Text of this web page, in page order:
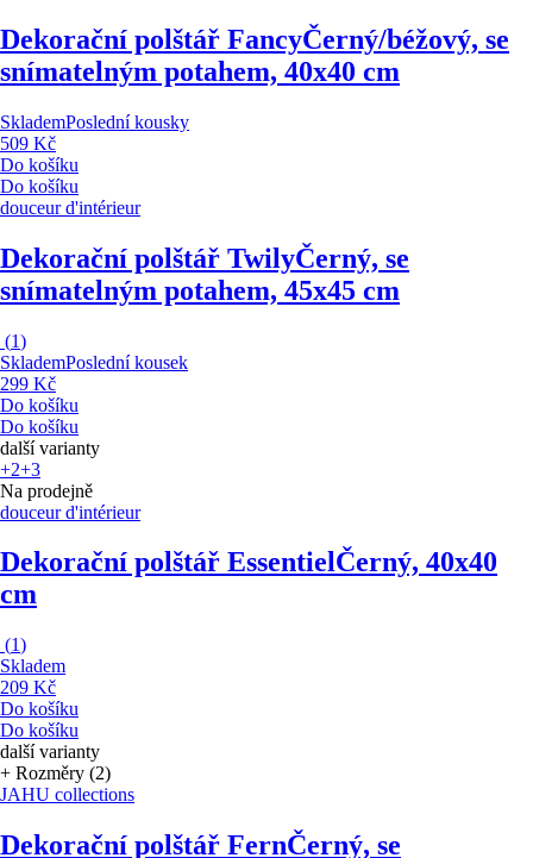
Dekorační polštář FancyČerný/béžový, se
snímatelným potahem, 40x40 cm
SklademPoslední kousky
509 Kč
Do košíku
Do košíku
douceur d'intérieur
Dekorační polštář TwilyČerný, se
snímatelným potahem, 45x45 cm
(1)
SklademPoslední kousek
299 Kč
Do košíku
Do košíku
další varianty
+2+3
Na prodejně
douceur d'intérieur
Dekorační polštář EssentielČerný, 40x40
cm
(1)
Skladem
209 Kč
Do košíku
Do košíku
další varianty
+ Rozměry (2)
JAHU collections
Dekorační polštář FernČerný, se